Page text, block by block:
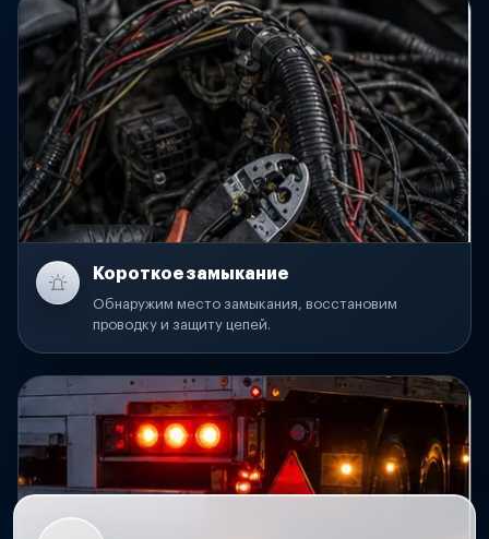
Короткое замыкание
Обнаружим место замыкания, восстановим
проводку и защиту цепей.